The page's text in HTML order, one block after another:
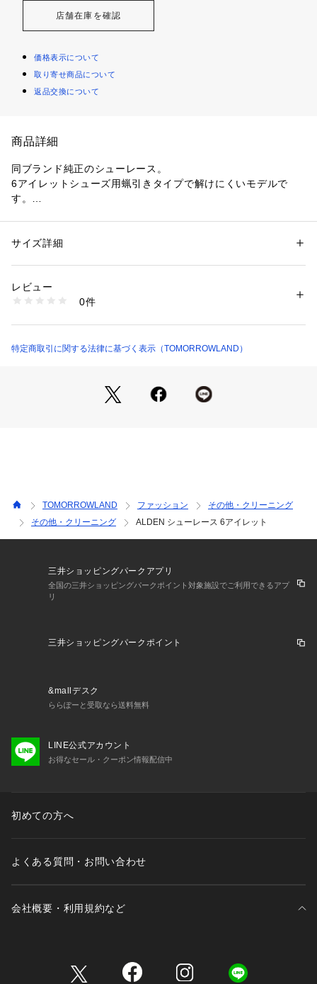
店舗在庫を確認
価格表示について
取り寄せ商品について
返品交換について
商品詳細
同ブランド純正のシューレース。
6アイレットシューズ用蝋引きタイプで解けにくいモデルで
す。
1884年アメリカでカスタムシューメーカーとしてスタートし
的に開発。
アメリカントラディショナルスタイルをリードしてきた最高峰
店舗にお問い合わせの際は、下記の商品番号をお申し付けくだ
性別：メンズ
ング
生産国：アメリカ
1095000004940
サイズ詳細
レビュー
0件
特定商取引に関する法律に基づく表示（TOMORROWLAND）
TOMORROWLAND ファッション
その他・クリーニング
その他・クリーニング
ALDEN シューレース 6アイレット
三井ショッピングパークアプリ
全国の三井ショッピングパークポイント対象施設でご利用できるアプ
リ
三井ショッピングパークポイント
&mallデスク
ららぽーと受取なら送料無料
LINE公式アカウント
お得なセール・クーポン情報配信中
初めての方へ
よくある質問・お問い合わせ
会社概要・利用規約など